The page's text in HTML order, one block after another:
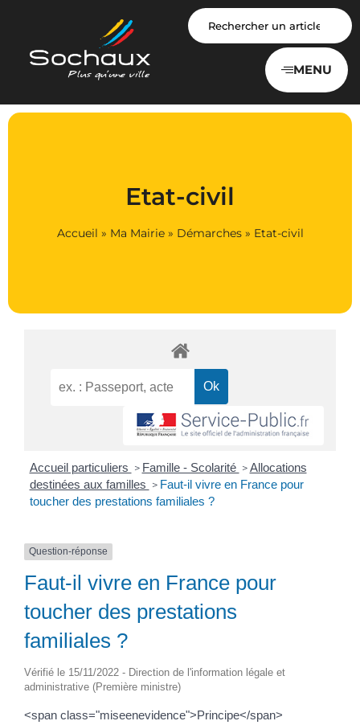
MENU
Etat-civil
Accueil » Ma Mairie» Démarches» Etat-civil
Accueil particuliers > Famille - Scolarité > Allocations
destinées aux familles > Faut-il vivre en France pour
toucher des prestations familiales ?
Question-réponse
Faut-il vivre en France pour
toucher des prestations
familiales ?
Vérifié le 15/11/2022 - Direction de l'information légale et
administrative (Première ministre)
<span class="miseenevidence">Principe</span>
Panneau de gestion des cookies